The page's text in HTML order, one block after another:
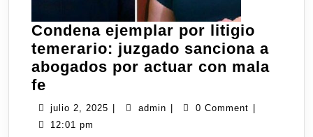
Condena ejemplar por litigio
temerario: juzgado sanciona a
abogados por actuar con mala
fe
julio 2, 2025 | admin | 0 Comment |
12:01 pm